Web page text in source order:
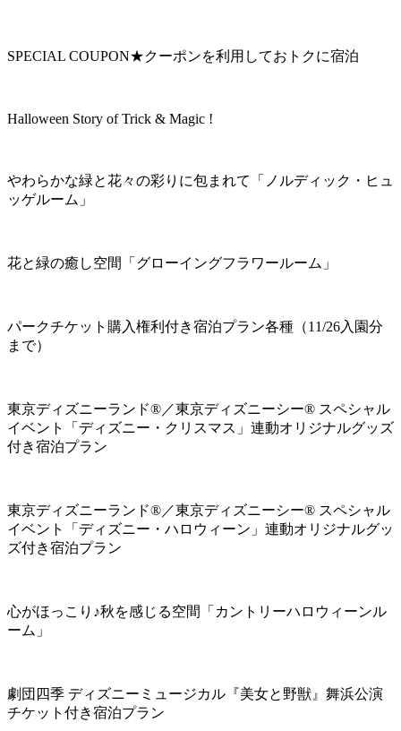
SPECIAL COUPON★クーポンを利用しておトクに宿泊
Halloween Story of Trick & Magic !
やわらかな緑と花々の彩りに包まれて「ノルディック・ヒュ
ッゲルーム」
花と緑の癒し空間「グローイングフラワールーム」
パークチケット購入権利付き宿泊プラン各種（11/26入園分
まで）
東京ディズニーランド®／東京ディズニーシー® スペシャル
イベント「ディズニー・クリスマス」連動オリジナルグッズ
付き宿泊プラン
東京ディズニーランド®／東京ディズニーシー® スペシャル
イベント「ディズニー・ハロウィーン」連動オリジナルグッ
ズ付き宿泊プラン
心がほっこり♪秋を感じる空間「カントリーハロウィーンル
ーム」
劇団四季 ディズニーミュージカル『美女と野獣』舞浜公演
チケット付き宿泊プラン